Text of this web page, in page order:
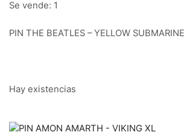
Se vende: 1
PIN THE BEATLES – YELLOW
Hay existencias